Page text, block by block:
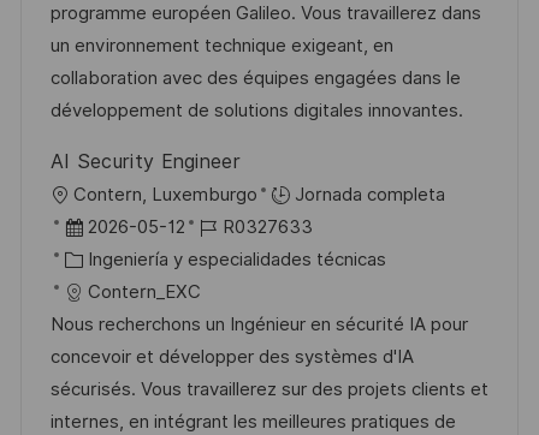
i
ó
n
d
e
p
u
l
i
c
a
c
i
ó
n
m
p
e
g
o
r
í
programme européen Galileo. Vous travaillerez dans
un environnement technique exigeant, en
collaboration avec des équipes engagées dans le
développement de solutions digitales innovantes.
AI Security Engineer
U
b
c
a
c
i
ó
Contern, Luxemburgo
Jornada completa
F
e
c
h
a
d
e
2026-05-12
I
D
d
e
e
m
p
R0327633
C
a
t
e
g
o
Ingeniería y especialidades técnicas
Contern_EXC
Nous recherchons un Ingénieur en sécurité IA pour
concevoir et développer des systèmes d'IA
sécurisés. Vous travaillerez sur des projets clients et
internes, en intégrant les meilleures pratiques de